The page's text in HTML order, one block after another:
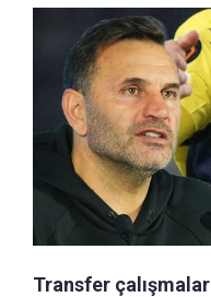
Transfer